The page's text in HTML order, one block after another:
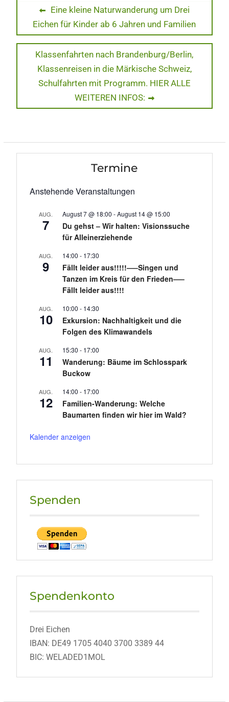
Beitragsnavigation
Previous
post:
Eine kleine Naturwanderung um Drei
Eichen für Kinder ab 6 Jahren und Familien
Next
post:
Klassenfahrten nach Brandenburg/Berlin,
Klassenreisen in die Märkische Schweiz,
Schulfahrten mit Programm. HIER ALLE
WEITEREN INFOS:
Termine
Anstehende Veranstaltungen
AUG.
7
August 7 @ 18:00 -August 14 @ 15:00
Du gehst – Wir halten: Visionssuche
für Alleinerziehende
AUG.
9
14:00 - 17:30
Fällt leider aus!!!!!—–Singen und
Tanzen im Kreis für den Frieden—–
Fällt leider aus!!!!
AUG.
10
10:00 - 14:30
Exkursion: Nachhaltigkeit und die
Folgen des Klimawandels
AUG.
11
15:30 - 17:00
Wanderung: Bäume im Schlosspark
Buckow
AUG.
12
14:00 - 17:00
Familien-Wanderung: Welche
Baumarten finden wir hier im Wald?
Kalender anzeigen
Spenden
Spendenkonto
Drei Eichen
IBAN: DE49 1705 4040 3700 3389 44
BIC: WELADED1MOL